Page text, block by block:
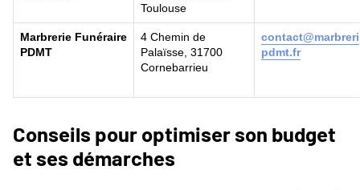
Toulouse
Marbrerie Funéraire
PDMT
4 Chemin de
Palaïsse, 31700
Cornebarrieu
pdmt.fr
Conseils pour optimiser son budget
et ses démarches